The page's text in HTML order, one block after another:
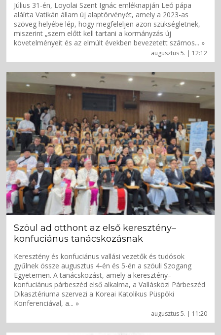
augusztus 5. | 12:12
Július 31-én, Loyolai Szent Ignác emléknapján Leó pápa
aláírta Vatikán állam új alaptörvényét, amely a 2023-as
szöveg helyébe lép, hogy megfeleljen azon szükségletnek,
miszerint „szem előtt kell tartani a kormányzás új
követelményeit és az elmúlt években bevezetett számos... »
augusztus 5. | 11:20
Szöul ad otthont az első keresztény–
konfuciánus tanácskozásnak
Keresztény és konfuciánus vallási vezetők és tudósok
gyűlnek össze augusztus 4-én és 5-én a szöuli Szogang
Egyetemen. A tanácskozást, amely a keresztény–
konfuciánus párbeszéd első alkalma, a Vallásközi Párbeszéd
Dikasztériuma szervezi a Koreai Katolikus Püspöki
Konferenciával, a... »